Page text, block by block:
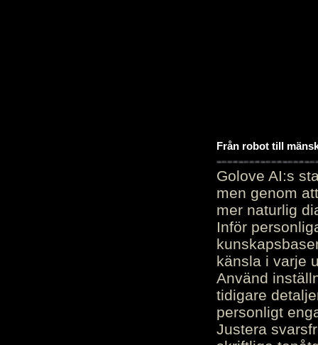
Från robot till
Golove AI:s
men genom
mer naturlig
Inför
känsla i varje
Använd
tidigare
personligt
Justera